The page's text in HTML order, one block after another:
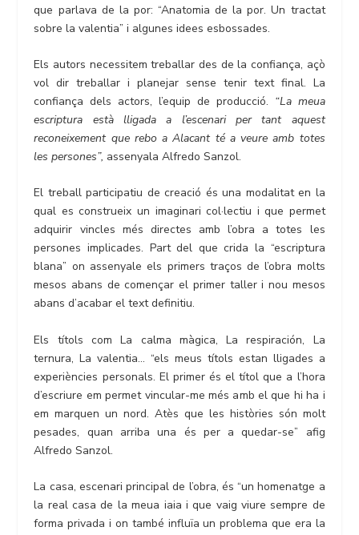
que parlava de la por: “Anatomia de la por. Un tractat
sobre la valentia” i algunes idees esbossades.
Els autors necessitem treballar des de la confiança, açò
vol dir treballar i planejar sense tenir text final. La
confiança dels actors, l’equip de producció. “La meua
escriptura està lligada a l’escenari per tant aquest
reconeixement que rebo a Alacant té a veure amb totes
les persones”, assenyala Alfredo Sanzol.
El treball participatiu de creació és una modalitat en la
qual es construeix un imaginari col·lectiu i que permet
adquirir vincles més directes amb l’obra a totes les
persones implicades. Part del que crida la “escriptura
blana” on assenyale els primers traços de l’obra molts
mesos abans de començar el primer taller i nou mesos
abans d’acabar el text definitiu.
Els títols com La calma màgica, La respiración, La
ternura, La valentia… “els meus títols estan lligades a
experiències personals. El primer és el títol que a l’hora
d’escriure em permet vincular-me més amb el que hi ha i
em marquen un nord. Atès que les històries són molt
pesades, quan arriba una és per a quedar-se” afig
Alfredo Sanzol.
La casa, escenari principal de l’obra, és “un homenatge a
la real casa de la meua iaia i que vaig viure sempre de
forma privada i on també influïa un problema que era la